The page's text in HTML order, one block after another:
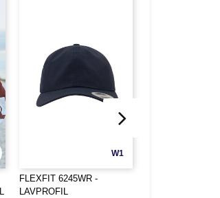
W1
FLEXFIT 6245WR -
LAVPROFIL